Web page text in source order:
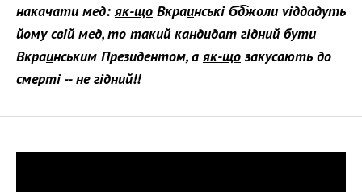
накачати мед: як-що Вкраинські б͡джоли viддадуть
йому свій мед, то такий кандидат гідний бути
Вкраинським Президентом, а як-що закусають до
смерті -- не гідний!!